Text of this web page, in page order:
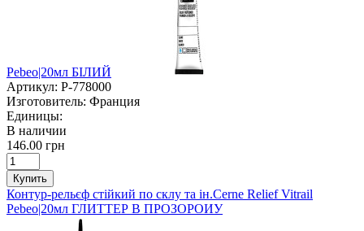
Pebeo|20мл БІЛИЙ
Артикул: P-778000
Изготовитель: Франция
Единицы:
В наличии
146.00 грн
Купить
Контур-рельєф стійкий по склу та ін.Cerne Relief Vitrail
Pebeo|20мл ГЛИТТЕР В ПРОЗОРОИУ